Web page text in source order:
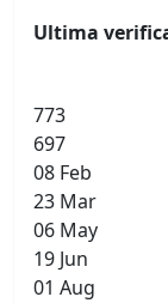
Ultima
773
697
08 Feb
23 Mar
06 May
19 Jun
01 Aug